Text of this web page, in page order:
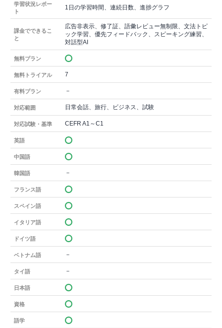
学習状況レポー
ト
1日の学習時間、連続日数、進捗グラフ
課金でできるこ
と
広告非表示、修了証、語彙レビュー無制限、文法トピ
ック学習、優先フィードバック、スピーキング練習、
対話型AI
無料プラン
無料トライアル 7
有料プラン －
対応範囲 日常会話、旅行、ビジネス、試験
対応試験・基準 CEFR A1～C1
英語
中国語
韓国語 －
フランス語
スペイン語
イタリア語
ドイツ語
ベトナム語 －
タイ語 －
日本語
資格
語学